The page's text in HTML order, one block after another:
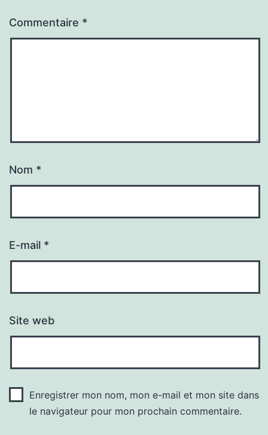
Commentaire *
Nom *
E-mail *
Site web
Enregistrer mon nom, mon e-mail et mon site dans
le navigateur pour mon prochain commentaire.